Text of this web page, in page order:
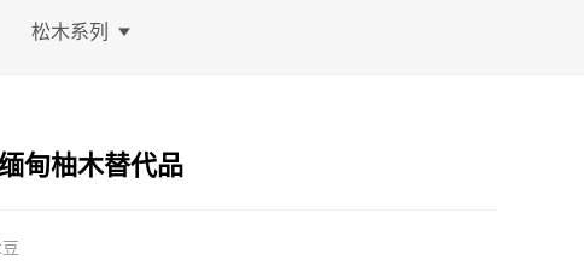
松木系列
甸柚木替代品